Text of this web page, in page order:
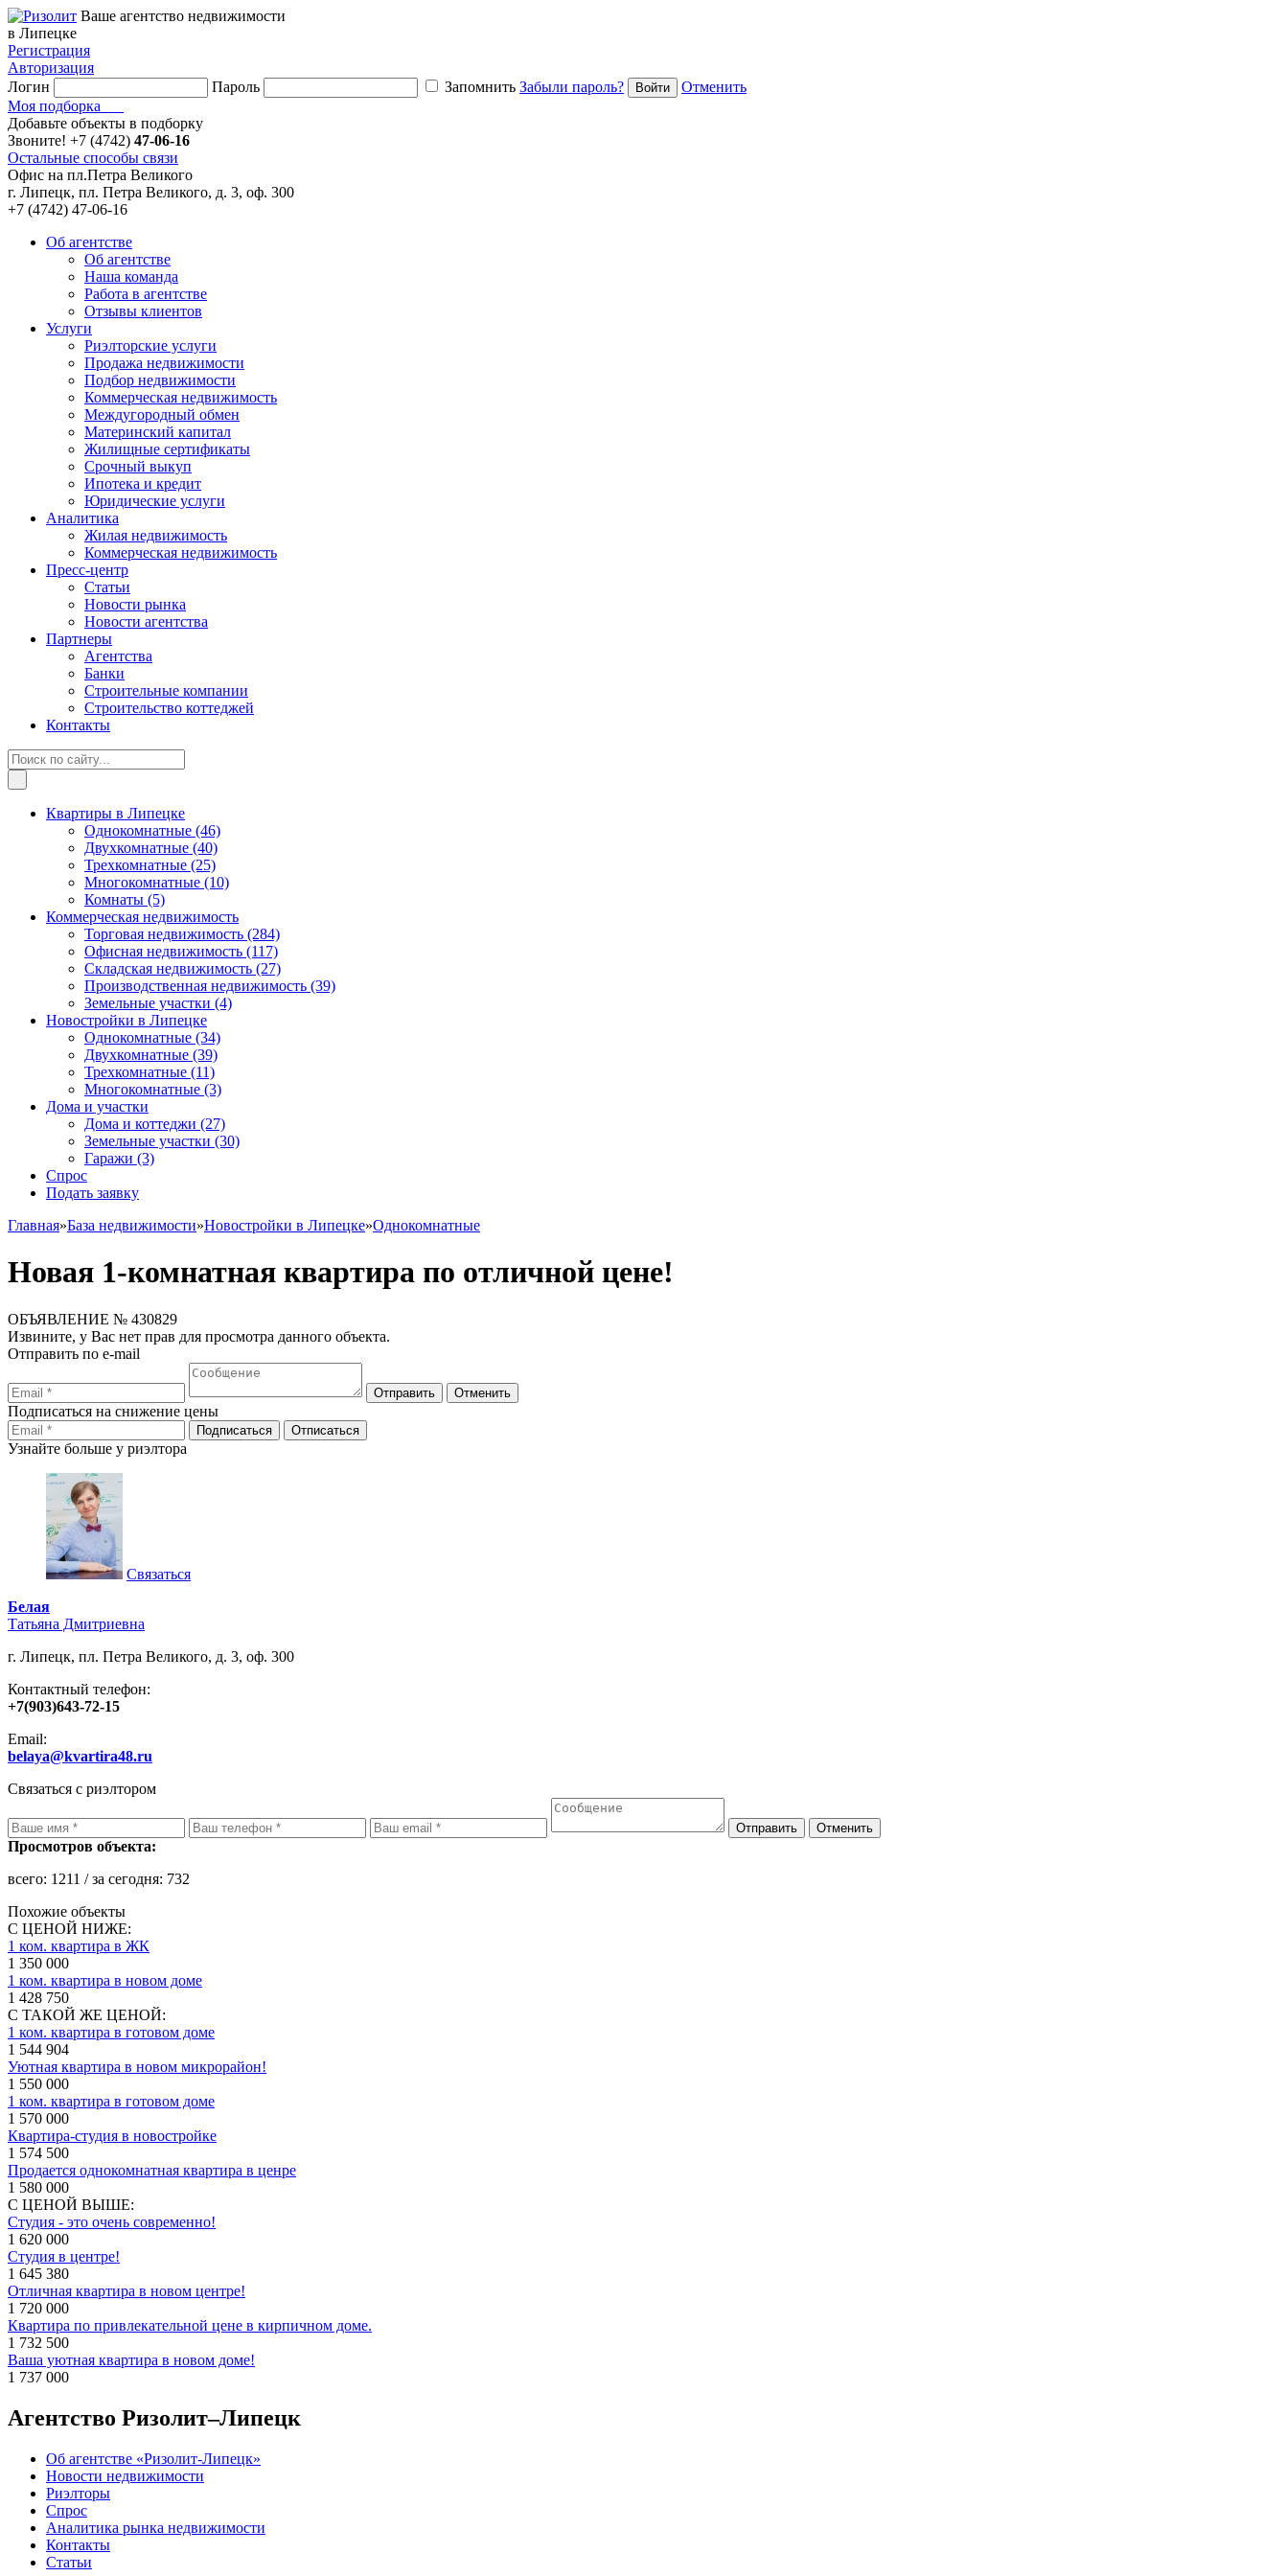
Ваше агентство недвижимости
в Липецке
Регистрация
Авторизация
Логин
Пароль Запомнить Забыли пароль?
Отменить
Моя подборка
Добавьте объекты в подборку
Звоните! +7 (4742) 47-06-16
Остальные способы связи
Офис на пл.Петра Великого
г. Липецк, пл. Петра Великого, д. 3, оф. 300
+7 (4742) 47-06-16
Об агентстве
Об агентстве
Наша команда
Работа в агентстве
Отзывы клиентов
Услуги
Риэлторские услуги
Продажа недвижимости
Подбор недвижимости
Коммерческая недвижимость
Междугородный обмен
Материнский капитал
Жилищные сертификаты
Срочный выкуп
Ипотека и кредит
Юридические услуги
Аналитика
Жилая недвижимость
Коммерческая недвижимость
Пресс-центр
Статьи
Новости рынка
Новости агентства
Партнеры
Агентства
Банки
Строительные компании
Строительство коттеджей
Контакты
Квартиры в Липецке
Однокомнатные (46)
Двухкомнатные (40)
Трехкомнатные (25)
Многокомнатные (10)
Комнаты (5)
Коммерческая недвижимость
Торговая недвижимость (284)
Офисная недвижимость (117)
Складская недвижимость (27)
Производственная недвижимость (39)
Земельные участки (4)
Новостройки в Липецке
Однокомнатные (34)
Двухкомнатные (39)
Трехкомнатные (11)
Многокомнатные (3)
Дома и участки
Дома и коттеджи (27)
Земельные участки (30)
Гаражи (3)
Спрос
Подать заявку
Главная»База недвижимости»Новостройки в Липецке»Однокомнатные
Новая 1-комнатная квартира по отличной цене!
ОБЪЯВЛЕНИЕ № 430829
Извините, у Вас нет прав для просмотра данного объекта.
Отправить по e-mail
Подписаться на снижение цены
Узнайте больше у риэлтора
Связаться
Белая
Татьяна Дмитриевна
г. Липецк, пл. Петра Великого, д. 3, оф. 300
Контактный телефон:
+7(903)643-72-15
Email:
belaya@kvartira48.ru
Связаться с риэлтором
Просмотров объекта:
всего: 1211 / за сегодня: 732
Похожие объекты
С ЦЕНОЙ НИЖЕ:
1 ком. квартира в ЖК
1 350 000
1 ком. квартира в новом доме
1 428 750
С ТАКОЙ ЖЕ ЦЕНОЙ:
1 ком. квартира в готовом доме
1 544 904
Уютная квартира в новом микрорайон!
1 550 000
1 ком. квартира в готовом доме
1 570 000
Квартира-студия в новостройке
1 574 500
Продается однокомнатная квартира в ценре
1 580 000
С ЦЕНОЙ ВЫШЕ:
Студия - это очень современно!
1 620 000
Студия в центре!
1 645 380
Отличная квартира в новом центре!
1 720 000
Квартира по привлекательной цене в кирпичном доме.
1 732 500
Ваша уютная квартира в новом доме!
1 737 000
Агентство Ризолит–Липецк
Об агентстве «Ризолит-Липецк»
Новости недвижимости
Риэлторы
Спрос
Аналитика рынка недвижимости
Контакты
Статьи